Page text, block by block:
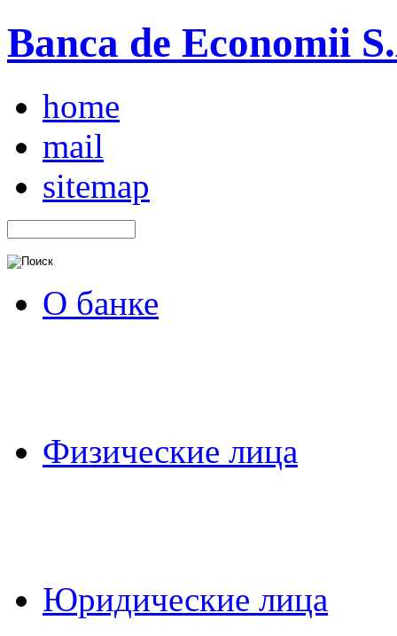
Banca de Economii
home
mail
sitemap
О банке
Физические лица
Юридические лица